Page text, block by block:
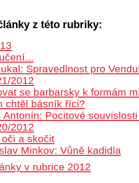
z této rubriky:
Spravedlnost pro
2012
se barbarsky k formám
chtěl básník říci?
Antonín: Pocitové
2012
a skočit
Minkov: Vůně kadidla
v rubrice 2012